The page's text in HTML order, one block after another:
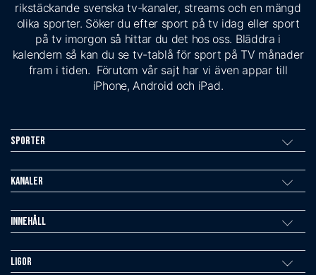
rikstäckande svenska tv-kanaler, streams och en mängd
olika sporter. Söker du efter sport på tv idag eller sport
på tv imorgon så hittar du det hos oss. Bläddra i
kalendern så kan du se tv-tablå för sport på TV månader
fram i tiden. Förutom vår sajt har vi även appar till
iPhone, Android och iPad.
Sporter
Kanaler
Innehåll
Ligor